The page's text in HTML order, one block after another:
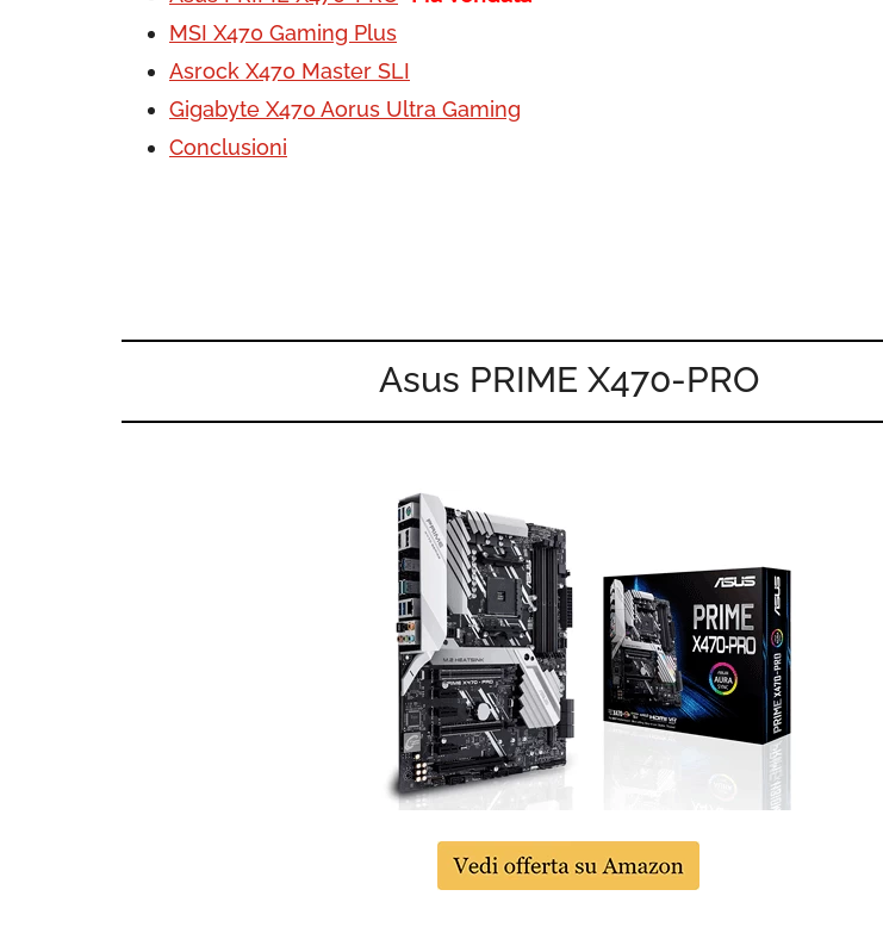
MSI X470 Gaming Plus
Asrock X470 Master SLI
Gigabyte X470 Aorus Ultra Gaming
Conclusioni
Asus PRIME X470-PRO